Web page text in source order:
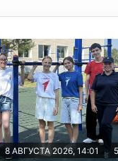
8 АВГУСТА 2026, 14:01 5